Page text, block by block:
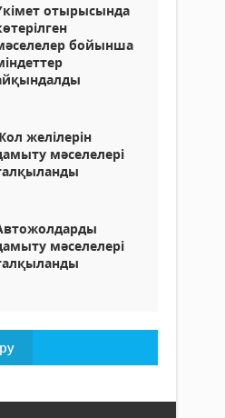
отырысында
бойынша
желілерін
мәселелері
мәселелері